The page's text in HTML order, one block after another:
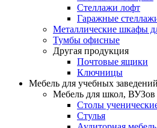
Стеллажи лофт
Гаражные
Металлические шкафы
Тумбы офисные
Другая продукция
Почтовые ящики
Ключницы
Мебель для учебных заведений
Мебель для школ, ВУЗов
Столы
Стулья